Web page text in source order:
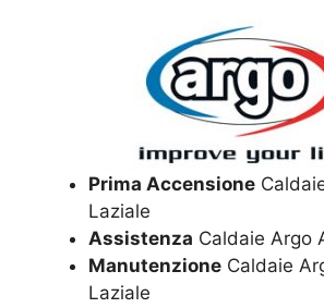
Prima Accensione
Laziale
Assistenza Caldaie Argo
Manutenzione Caldaie
Laziale